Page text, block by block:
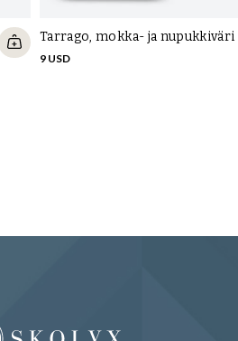
Tarrago, mokka- ja nupukkiväri
9 USD